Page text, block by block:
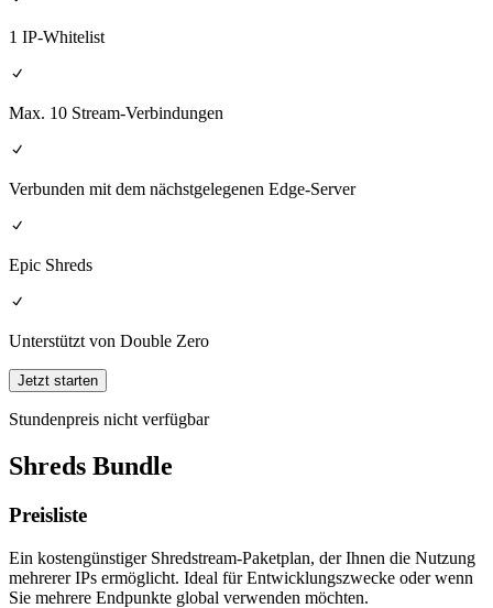
1 IP-Whitelist
Max. 10 Stream-Verbindungen
Verbunden mit dem nächstgelegenen Edge-Server
Epic Shreds
Unterstützt von Double Zero
Jetzt starten
Stundenpreis nicht verfügbar
Shreds Bundle
Preisliste
Ein kostengünstiger Shredstream-Paketplan, der Ihnen die Nutzung
mehrerer IPs ermöglicht. Ideal für Entwicklungszwecke oder wenn
Sie mehrere Endpunkte global verwenden möchten.